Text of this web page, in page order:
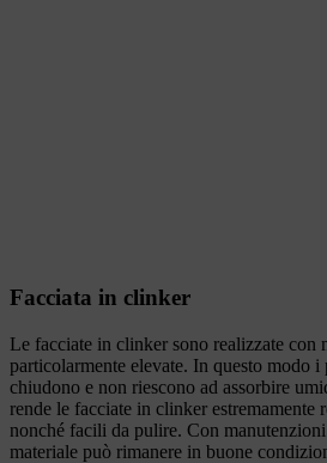
Facciata in clinker
Le facciate in clinker sono realizzate con
particolarmente elevate. In questo modo i
chiudono e non riescono ad assorbire
rende le facciate in clinker estremamente
nonché facili da pulire. Con
materiale può rimanere in buone